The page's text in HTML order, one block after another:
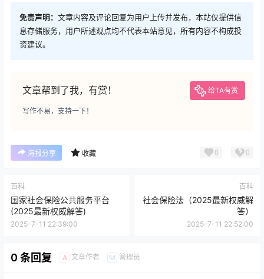
免责声明： 文章内容及评论回复为用户上传并发布，本站仅提供信
息存储服务，用户所述观点均不代表本站意见，所有内容不构成投
资建议。
文章帮到了我，有赏！ 给TA有赏
写作不易，支持一下！
海报分享 收藏 0 0
百科
国家社会保险公共服务平台
(2025最新权威解答)
2025-7-11 22:39:00
百科
社会保险法（2025最新权威解
答）
2025-7-11 22:52:00
0 条回复 A 文章作者 M 管理员